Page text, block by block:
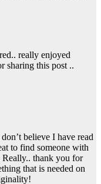
really enjoyed
sharing this post ..
believe I have read
to find someone with
thank you for
that is needed on